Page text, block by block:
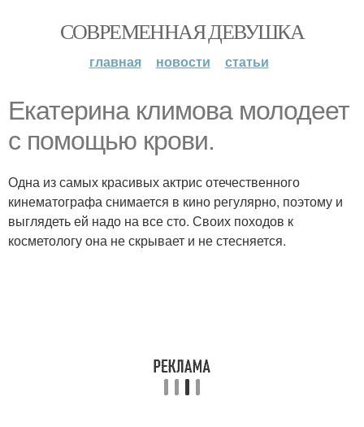
СОВРЕМЕННАЯ ДЕВУШКА
главная новости статьи
Екатерина климова молодеет
с помощью крови.
Одна из самых красивых актрис отечественного
кинематографа снимается в кино регулярно, поэтому и
выглядеть ей надо на все сто. Своих походов к
косметологу она не скрывает и не стесняется.